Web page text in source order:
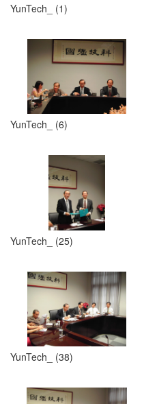
YunTech_ (1)
YunTech_ (6)
YunTech_ (25)
YunTech_ (38)